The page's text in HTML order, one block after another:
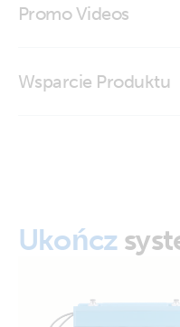
ISO9001 certificate
Promo Videos
Wsparcie Produktu
Ukończ